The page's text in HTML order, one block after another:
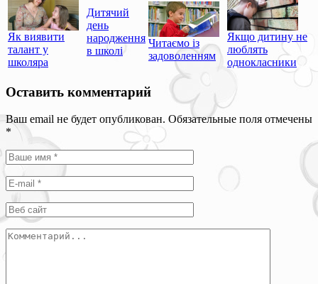
Як виявити
талант у
школяра
Дитячий
день
народження
в школі
Читаємо із
задоволенням
Якщо дитину не
люблять
однокласники
Оставить комментарий
Ваш email не будет опубликован. Обязательные поля отмечены
*